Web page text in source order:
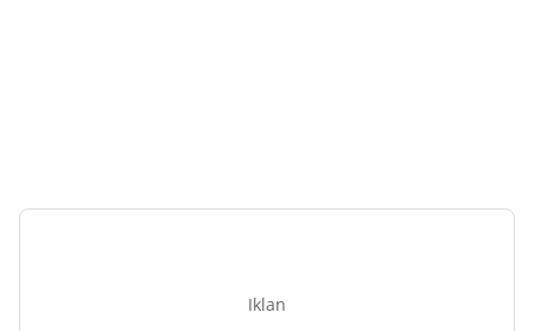
Iklan